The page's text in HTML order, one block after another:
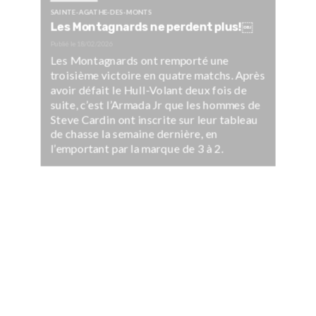
SAINTE-AGATHE-DES-MONTS
Les Montagnards ne perdent plus!￼
Les Montagnards ont remporté une
troisième victoire en quatre matchs. Après
avoir défait le Hull-Volant deux fois de
suite, c’est l’Armada Jr que les hommes de
Steve Cardin ont inscrite sur leur tableau
de chasse la semaine dernière, en
l’emportant par la marque de 3 à 2.